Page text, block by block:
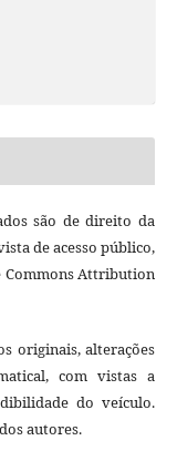
são de direito da
de acesso público,
Commons Attribution
originais, alterações
com vistas a
do veículo.
autores.